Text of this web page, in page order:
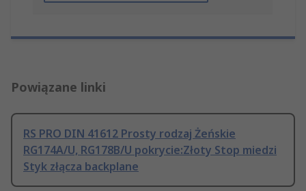
Powiązane linki
RS PRO DIN 41612 Prosty rodzaj Żeńskie
RG174A/U, RG178B/U pokrycie:Złoty Stop miedzi
Styk złącza backplane